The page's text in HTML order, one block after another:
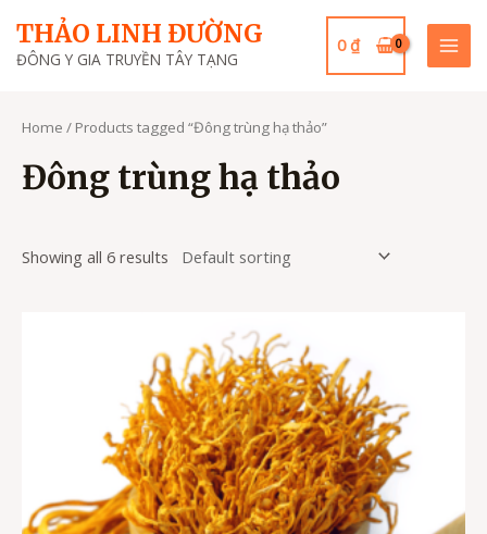
content
THẢO LINH ĐƯỜNG
ĐÔNG Y GIA TRUYỀN TÂY TẠNG
0₫
Home / Products tagged “Đông trùng hạ thảo”
Đông trùng hạ thảo
Showing all 6 results